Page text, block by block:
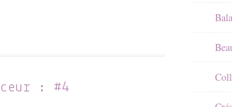
: #4